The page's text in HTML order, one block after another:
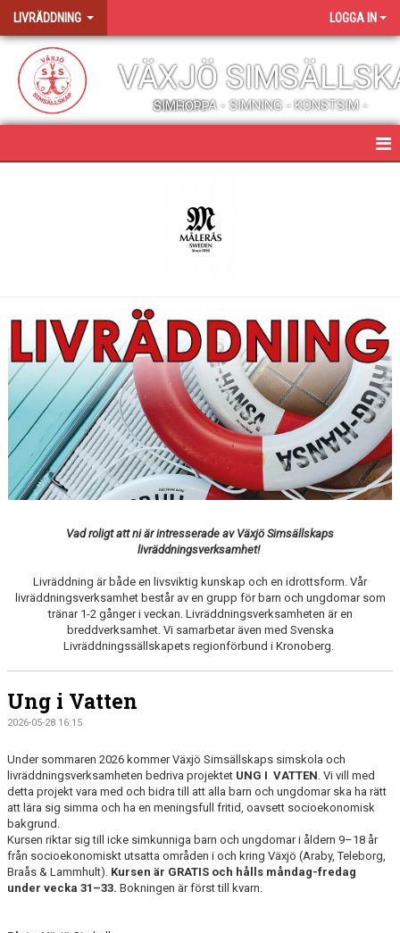
LIVRÄDDNING LOGGA IN
VÄXJÖ
SIMSKOLA - SIMNING - KONSTSIM - SIMHOPP
KONTAKT
Vad roligt att ni är intresserade av Växjö Simsällskaps
livräddningsverksamhet!
Livräddning är både en livsviktig kunskap och en idrottsform. Vår
livräddningsverksamhet består av en grupp för barn och ungdomar som
tränar 1-2 gånger i veckan. Livräddningsverksamheten är en
breddverksamhet. Vi samarbetar även med Svenska
Livräddningssällskapets regionförbund i Kronoberg.
Ung i Vatten
2026-05-28 16:15
Under sommaren 2026 kommer Växjö Simsällskaps simskola och
livräddningsverksamheten bedriva projektet UNG I VATTEN. Vi vill med
detta projekt vara med och bidra till att alla barn och ungdomar ska ha rätt
att lära sig simma och ha en meningsfull fritid, oavsett socioekonomisk
bakgrund.
Kursen riktar sig till icke simkunniga barn och ungdomar i åldern 9–18 år
från socioekonomiskt utsatta områden i och kring Växjö (Araby, Teleborg,
Braås & Lammhult). Kursen är GRATIS och hålls måndag-fredag
under vecka 31–33. Bokningen är först till kvarn.